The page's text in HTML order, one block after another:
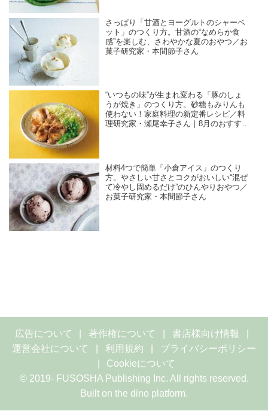
さっぱり「甘酒とヨーグルトのシャーベ
ット」のつくり方。甘酒の“なめらか食
感”を楽しむ、さわやかな夏のおやつ／お
菓子研究家・本間節子さん
“いつもの味”が生まれ変わる「豚のしょ
うが焼き」のつくり方。砂糖もみりんも
使わない！家庭料理の新定番レシピ／料
理研究家・瀬尾幸子さん｜8月のおすすめ
材料4つで簡単「小倉アイス」のつくり
方。やさしい甘さとコクがおいしい“混ぜ
て冷やし固めるだけ”のひんやりおやつ／
お菓子研究家・本間節子さん
広告について 著作権について
書店様向け情報
運営会社について
利用規約
プライバシーポリシー
Cookieについて
© 2019- FUSOSHA Publishing Inc. All rights reserved.
Built on the dino platform.